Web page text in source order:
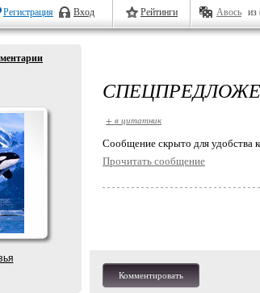
Регистрация Вход Рейтинги Авось из
+ в цитатник
Cообщение скрыто для удобства
Прочитать сообщение
Комментировать